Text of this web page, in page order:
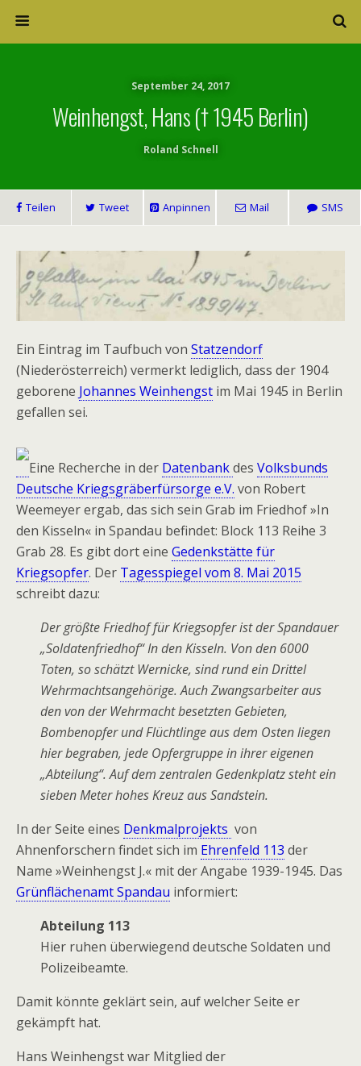
September 24, 2017
Weinhengst, Hans († 1945 Berlin)
Roland Schnell
Teilen Tweet Anpinnen Mail SMS
Ein Eintrag im Taufbuch von Statzendorf
(Niederösterreich) vermerkt lediglich, dass der 1904
geborene Johannes Weinhengst im Mai 1945 in Berlin
gefallen sei.
Eine Recherche in der Datenbankdes Volksbunds
Deutsche Kriegsgräberfürsorge e.V. von Robert
Weemeyer ergab, das sich sein Grab im Friedhof »In
den Kisseln« in Spandau befindet: Block 113 Reihe 3
Grab 28. Es gibt dort eine Gedenkstätte für
Kriegsopfer. Der Tagesspiegel vom 8. Mai 2015
schreibt dazu:
Der größte Friedhof für Kriegsopfer ist der Spandauer
„Soldatenfriedhof“ In den Kisseln. Von den 6000
Toten, so schätzt Wernicke, sind rund ein Drittel
Wehrmachtsangehörige. Auch Zwangsarbeiter aus
den von der Wehrmacht besetzten Gebieten,
Bombenopfer und Flüchtlinge aus dem Osten liegen
hier begraben, jede Opfergruppe in ihrer eigenen
„Abteilung“. Auf dem zentralen Gedenkplatz steht ein
sieben Meter hohes Kreuz aus Sandstein.
In der Seite eines Denkmalprojekts von
Ahnenforschern findet sich im Ehrenfeld 113 der
Name »Weinhengst J.« mit der Angabe 1939-1945. Das
Grünflächenamt Spandau informiert:
Abteilung 113
Hier ruhen überwiegend deutsche Soldaten und
Polizeibeamte.
Damit könnte geklärt sein, auf welcher Seite er
gekämpft hat.
Hans Weinhengst war Mitglied der